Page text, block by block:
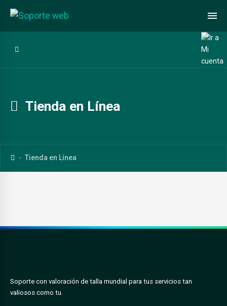
Tienda en Línea
Tienda en Línea
Soporte con valoración de talla mundial para tus servicios tan
valiosos como tu.